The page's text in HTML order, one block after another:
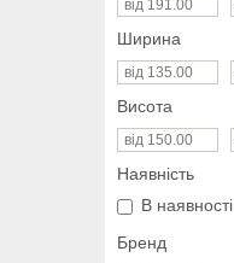
Ширина
Висота
Наявність
В наявності
Бренд